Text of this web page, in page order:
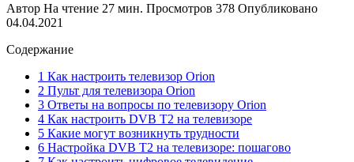
Автор На чтение 27 мин. Просмотров 378 Опубликовано
04.04.2021
Содержание
1 Как настроить телевизор Orion
2 Пульт для телевизора Orion
3 Ответы на вопросы по телевизору Orion
4 Как настроить DVB T2 на телевизоре
5 Какие могут возникнуть трудности
6 Настройка DVB T2 на телевизоре: пошагово